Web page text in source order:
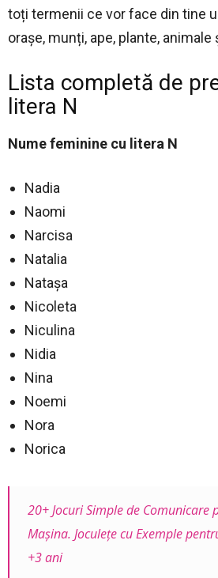
toți termenii ce vor face din tine
orașe, munți, ape, plante, animale
Lista completă de
litera N
Nume feminine cu litera N
Nadia
Naomi
Narcisa
Natalia
Nataşa
Nicoleta
Niculina
Nidia
Nina
Noemi
Nora
Norica
20+ Jocuri Simple de Comunicare
Mașina. Joculețe cu Exemple
+3 ani